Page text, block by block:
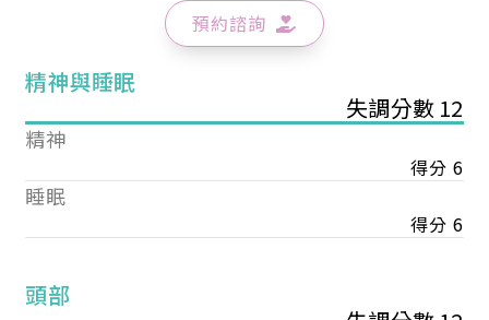
預約諮詢
精神與睡眠
失調分數 12
精神
得分 6
睡眠
得分 6
頭部